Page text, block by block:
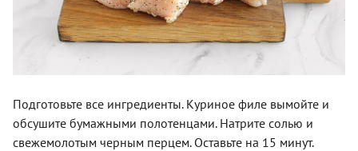
Подготовьте все ингредиенты. Куриное филе вымойте и
обсушите бумажными полотенцами. Натрите солью и
свежемолотым черным перцем. Оставьте на 15 минут.